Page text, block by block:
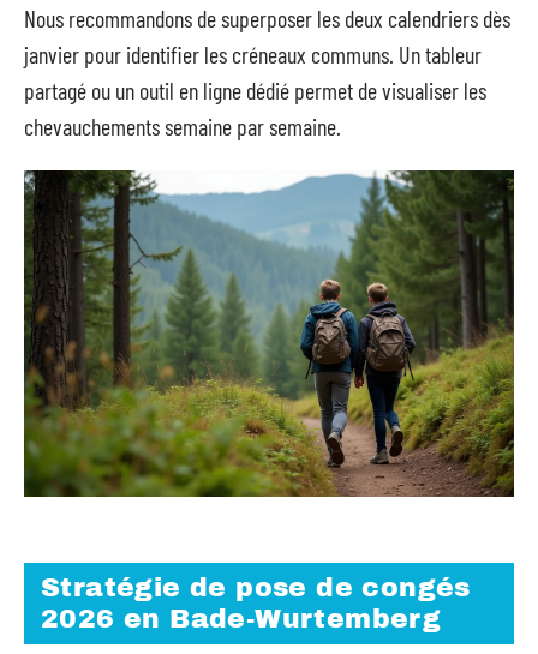
Nous recommandons de superposer les deux calendriers dès
janvier pour identifier les créneaux communs. Un tableur
partagé ou un outil en ligne dédié permet de visualiser les
chevauchements semaine par semaine.
Stratégie de pose de congés
2026 en Bade-Wurtemberg